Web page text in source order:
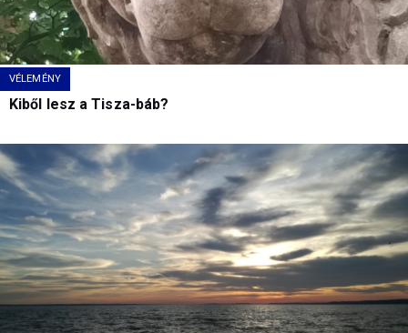
VÉLEMÉNY
Kiből lesz a Tisza-báb?